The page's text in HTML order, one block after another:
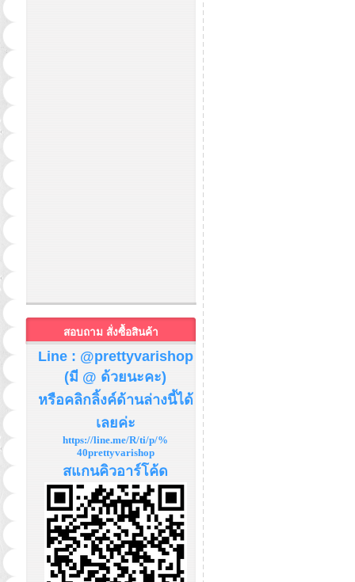
สอบถาม สั่งซื้อสินค้า
Line : @prettyvarishop
(มี @ ด้วยนะคะ)
หรือคลิกลิ้งค์ด้านล่างนี้ได้
เลยค่ะ
https://line.me/R/ti/p/%
40prettyvarishop
สแกนคิวอาร์โค้ด